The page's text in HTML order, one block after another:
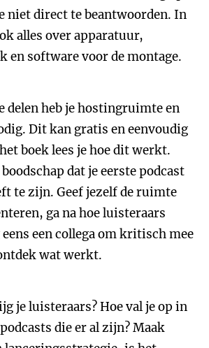
niet direct te beantwoorden. In
alles over apparatuur,
en software voor de montage.
delen heb je hostingruimte en
Dit kan gratis en eenvoudig
boek lees je hoe dit werkt.
dat je eerste podcast
te zijn. Geef jezelf de ruimte
ga na hoe luisteraars
een collega om kritisch mee
wat werkt.
je luisteraars? Hoe val je op in
die er al zijn? Maak